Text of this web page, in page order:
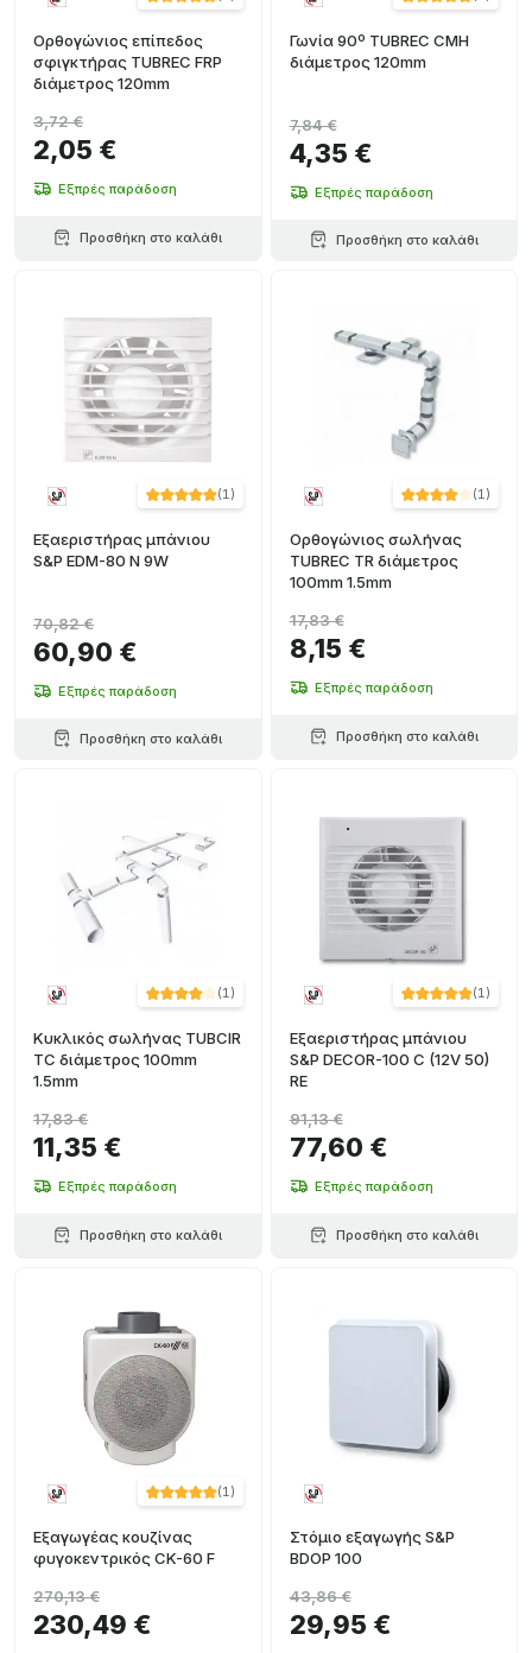
Ορθογώνιος επίπεδος
σφιγκτήρας TUBREC FRP
διάμετρος 120mm
2,05 €
3,72 €
Εξπρές παράδοση
Προσθήκη στο καλάθι
Γωνία 90º TUBREC CMH
διάμετρος 120mm
4,35 €
7,84 €
Εξπρές παράδοση
Προσθήκη στο καλάθι
(1)
Εξαεριστήρας μπάνιου
S&P EDM-80 N 9W
60,90 €
70,82 €
Εξπρές παράδοση
Προσθήκη στο καλάθι
(1)
Ορθογώνιος σωλήνας
TUBREC TR διάμετρος
100mm 1.5mm
8,15 €
17,83 €
Εξπρές παράδοση
Προσθήκη στο καλάθι
(1)
Κυκλικός σωλήνας TUBCIR
TC διάμετρος 100mm
1.5mm
11,35 €
17,83 €
Εξπρές παράδοση
Προσθήκη στο καλάθι
(1)
Εξαεριστήρας μπάνιου
S&P DECOR-100 C (12V 50)
RE
77,60 €
91,13 €
Εξπρές παράδοση
Προσθήκη στο καλάθι
(1)
Εξαγωγέας κουζίνας
φυγοκεντρικός CK-60 F
230,49 €
270,13 €
Στόμιο εξαγωγής S&P
BDOP 100
29,95 €
43,86 €